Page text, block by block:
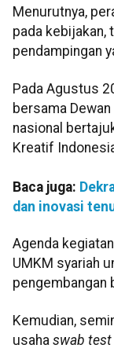
Menurutnya,
pada kebijakan,
pendampingan
Pada Agustus
bersama
nasional
Kreatif
Baca juga:
dan inovasi
Agenda
UMKM syariah
pengembangan
Kemudian,
usaha swab test